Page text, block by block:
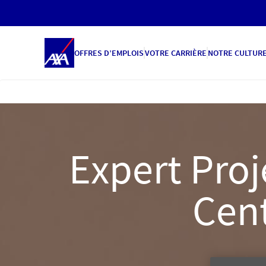
OFFRES D’EMPLOISVOTRE CARRIÈRE NOTRE CULTURE
Expert